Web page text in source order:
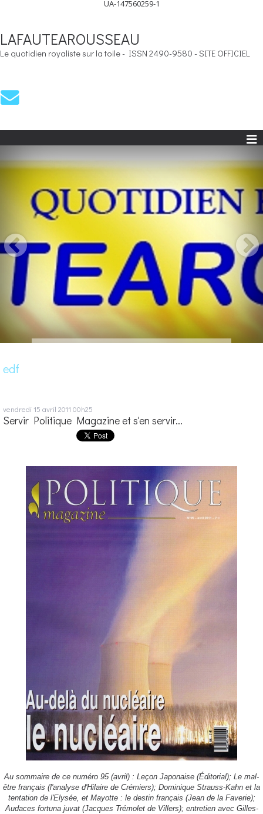
UA-147560259-1
LAFAUTEAROUSSEAU
Le quotidien royaliste sur la toile - ISSN 2490-9580 - SITE OFFICIEL
edf
vendredi 15 avril 2011 00h25
Servir Politique Magazine et s'en servir...
Au sommaire de ce numéro 95 (avril) : Leçon Japonaise (Éditorial); Le mal-
être français (l'analyse d'Hilaire de Crémiers); Dominique Strauss-Kahn et la
tentation de l'Elysée, et Mayotte : le destin français (Jean de la Faverie);
Audaces fortuna juvat (Jacques Trémolet de Villers); entretien avec Gilles-